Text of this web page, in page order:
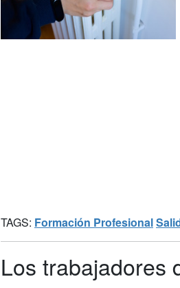
TAGS: Formación Profesional
Los trabajadores